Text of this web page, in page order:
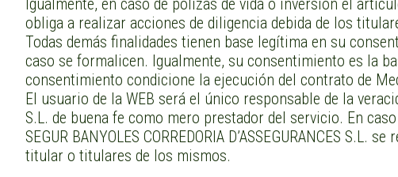
Igualmente, en caso de pólizas de vida o inversión el
obliga a realizar acciones de diligencia debida de los
Todas demás finalidades tienen base legítima en su
caso se formalicen. Igualmente, su consentimiento es la
consentimiento condicione la ejecución del contrato de
El usuario de la WEB será el único responsable de la
S.L. de buena fe como mero prestador del servicio. En
SEGUR BANYOLES CORREDORIA D’ASSEGURANCES
titular o titulares de los mismos.